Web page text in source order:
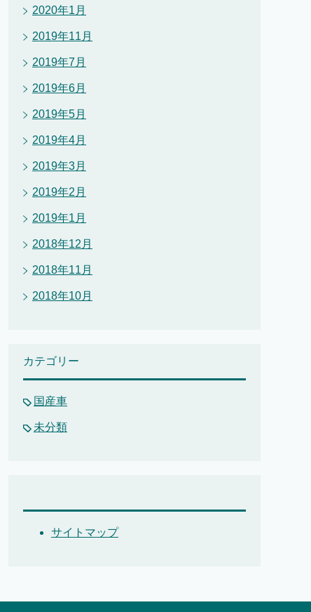
2020年1月
2019年11月
2019年7月
2019年6月
2019年5月
2019年4月
2019年3月
2019年2月
2019年1月
2018年12月
2018年11月
2018年10月
カテゴリー
国産車
未分類
サイトマップ